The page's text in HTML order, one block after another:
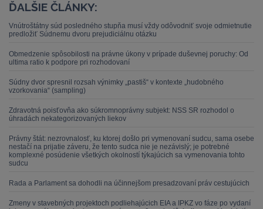
ĎALŠIE ČLÁNKY:
Vnútroštátny súd posledného stupňa musí vždy odôvodniť svoje odmietnutie
predložiť Súdnemu dvoru prejudiciálnu otázku
Obmedzenie spôsobilosti na právne úkony v prípade duševnej poruchy: Od
ultima ratio k podpore pri rozhodovaní
Súdny dvor spresnil rozsah výnimky „pastiš“ v kontexte „hudobného
vzorkovania“ (sampling)
Zdravotná poisťovňa ako súkromnoprávny subjekt: NSS SR rozhodol o
úhradách nekategorizovaných liekov
Právny štát: nezrovnalosť, ku ktorej došlo pri vymenovaní sudcu, sama osebe
nestačí na prijatie záveru, že tento sudca nie je nezávislý; je potrebné
komplexné posúdenie všetkých okolností týkajúcich sa vymenovania tohto
sudcu
Rada a Parlament sa dohodli na účinnejšom presadzovaní práv cestujúcich
Zmeny v stavebných projektoch podliehajúcich EIA a IPKZ vo fáze po vydaní